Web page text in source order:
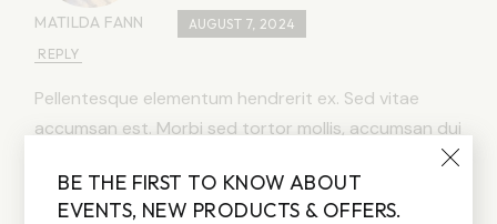
MATILDA FANN
AUGUST 7, 2024
REPLY
Pellentesque elementum hendrerit ex. Sed vitae
accumsan est. Morbi sed tortor mollis, accumsan dui
et, dignissim quam. Ut cursus massa in nisi faucibus,
non tincidunt mi luctus.
BE THE FIRST TO KNOW ABOUT
EVENTS, NEW PRODUCTS & OFFERS.